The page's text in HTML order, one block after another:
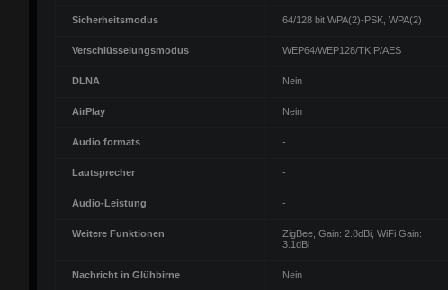
Sicherheitsmodus 64/128 bit WPA(2)-PSK, WPA(2)
Verschlüsselungsmodus WEP64/WEP128/TKIP/AES
DLNA Nein
AirPlay Nein
Audio formats -
Lautsprecher -
Audio-Leistung -
Weitere Funktionen
ZigBee, Gain: 2.8dBi, WiFi Gain:
3.1dBi
Nachricht in Glühbirne Nein